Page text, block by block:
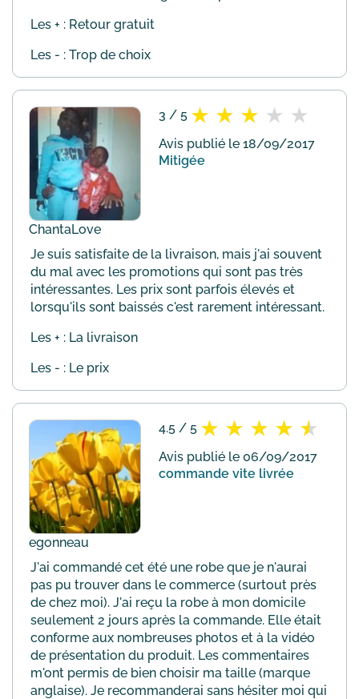
Les + : Retour gratuit
Les - : Trop de choix
ChantaLove
3 / 5
Avis publié le 18/09/2017
Mitigée
Je suis satisfaite de la livraison, mais j'ai souvent
du mal avec les promotions qui sont pas très
intéressantes. Les prix sont parfois élevés et
lorsqu'ils sont baissés c'est rarement intéressant.
Les + : La livraison
Les - : Le prix
egonneau
4.5 / 5
Avis publié le 06/09/2017
commande vite livrée
J'ai commandé cet été une robe que je n'aurai
pas pu trouver dans le commerce (surtout près
de chez moi). J'ai reçu la robe à mon domicile
seulement 2 jours après la commande. Elle était
conforme aux nombreuses photos et à la vidéo
de présentation du produit. Les commentaires
m'ont permis de bien choisir ma taille (marque
anglaise). Je recommanderai sans hésiter moi qui